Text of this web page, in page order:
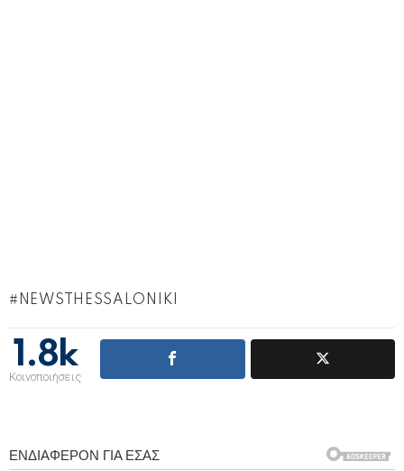
NEWSTHESSALONIKI
1.8k
Κοινοποιήσεις